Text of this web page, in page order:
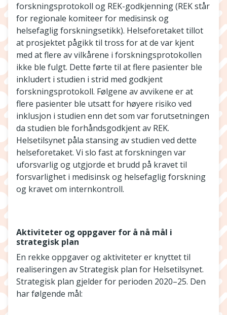
forskningsprotokoll og REK-godkjenning (REK står
for regionale komiteer for medisinsk og
helsefaglig forskningsetikk). Helseforetaket tillot
at prosjektet pågikk til tross for at de var kjent
med at flere av vilkårene i forskningsprotokollen
ikke ble fulgt. Dette førte til at flere pasienter ble
inkludert i studien i strid med godkjent
forskningsprotokoll. Følgene av avvikene er at
flere pasienter ble utsatt for høyere risiko ved
inklusjon i studien enn det som var forutsetningen
da studien ble forhåndsgodkjent av REK.
Helsetilsynet påla stansing av studien ved dette
helseforetaket. Vi slo fast at forskningen var
uforsvarlig og utgjorde et brudd på kravet til
forsvarlighet i medisinsk og helsefaglig forskning
og kravet om internkontroll.
Aktiviteter og oppgaver for å nå mål i
strategisk plan
En rekke oppgaver og aktiviteter er knyttet til
realiseringen av Strategisk plan for Helsetilsynet.
Strategisk plan gjelder for perioden 2020–25. Den
har følgende mål: